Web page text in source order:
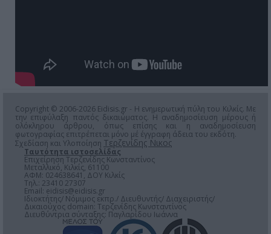
Copyright © 2006-2026 Eidisis.gr - Η ενημερωτική πύλη του Κιλκίς. Με
την επιφύλαξη παντός δικαιώματος. Η αναδημοσίευση μέρους ή
ολόκληρου άρθρου, όπως επίσης και η αναδημοσίευση
φωτογραφίας επιτρέπεται μόνο μέ έγγραφη άδεια του εκδότη.
Σχεδίαση και Υλοποίηση Τερζενίδης Νικος
Ταυτότητα ιστοσελίδας
Επιχείρηση Τερζενίδης Κωνσταντίνος
Μεταλλικό, Κιλκίς, 61100
ΑΦΜ: 024638641, ΔΟΥ Κιλκίς
Τηλ.: 23410 27307
Email: eidisis@eidisis.gr
Ιδιοκτήτης/ Νόμιμος εκπρ./ Διευθυντής/ Διαχειριστής/
Δικαιούχος domain: Τερζενίδης Κωνσταντίνος
Διευθύντρια σύνταξης: Παγλαρίδου Ιωάννα